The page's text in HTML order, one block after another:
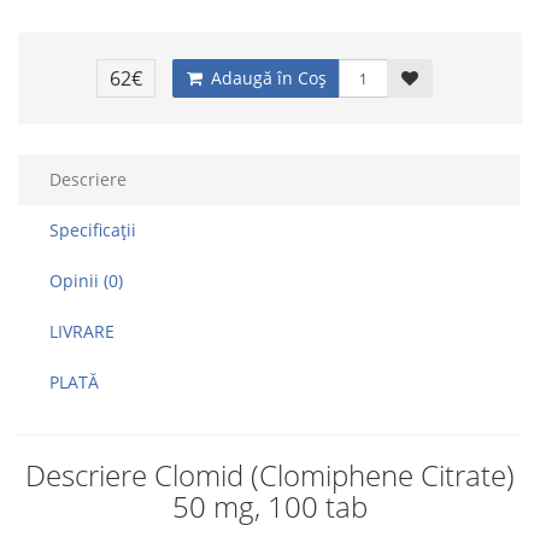
62€ Adaugă în Coş
Descriere
Specificaţii
Opinii (0)
LIVRARE
PLATĂ
Descriere Clomid (Clomiphene Citrate)
50 mg, 100 tab